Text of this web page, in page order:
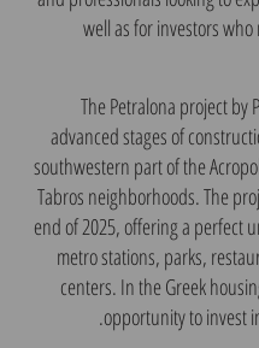
well as for investors
The Petralona project by
advanced stages of
southwestern part of the
Tabros neighborhoods. The
end of 2025, offering a perfect
metro stations, parks,
centers. In the Greek
opportunity to invest